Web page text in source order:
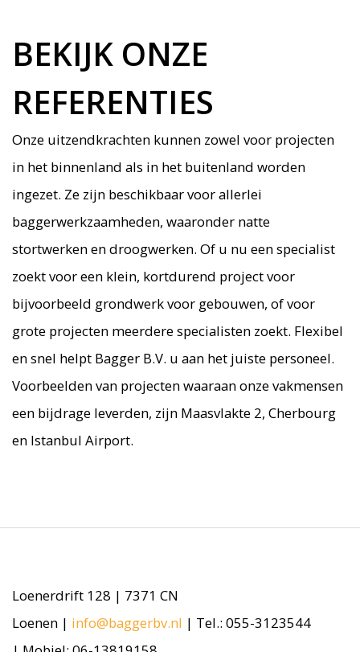
BEKIJK ONZE
REFERENTIES
Onze uitzendkrachten kunnen zowel voor projecten
in het binnenland als in het buitenland worden
ingezet. Ze zijn beschikbaar voor allerlei
baggerwerkzaamheden, waaronder natte
stortwerken en droogwerken. Of u nu een specialist
zoekt voor een klein, kortdurend project voor
bijvoorbeeld grondwerk voor gebouwen, of voor
grote projecten meerdere specialisten zoekt. Flexibel
en snel helpt Bagger B.V. u aan het juiste personeel.
Voorbeelden van projecten waaraan onze vakmensen
een bijdrage leverden, zijn Maasvlakte 2, Cherbourg
en Istanbul Airport.
Loenerdrift 128 | 7371 CN
Loenen | info@baggerbv.nl | Tel.: 055-3123544